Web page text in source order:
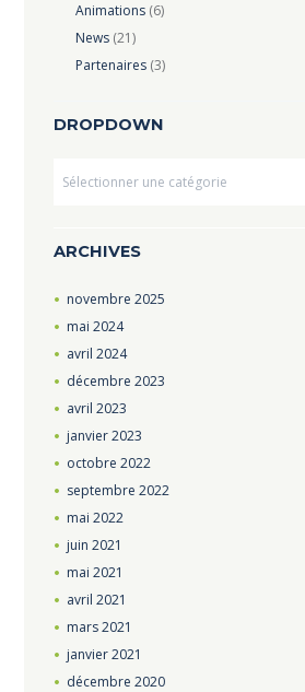
Animations (6)
News (21)
Partenaires (3)
DROPDOWN
ARCHIVES
novembre 2025
mai 2024
avril 2024
décembre 2023
avril 2023
janvier2023
octobre 2022
septembre 2022
mai 2022
juin 2021
mai 2021
avril 2021
mars2021
janvier2021
décembre 2020